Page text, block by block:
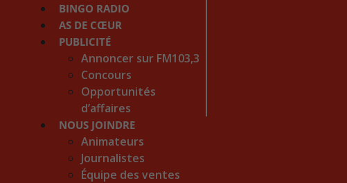
BINGO RADIO
AS DE CŒUR
PUBLICITÉ
Annoncer sur FM103,3
Concours
Opportunités
d’affaires
NOUS JOINDRE
Animateurs
Journalistes
Équipe des ventes